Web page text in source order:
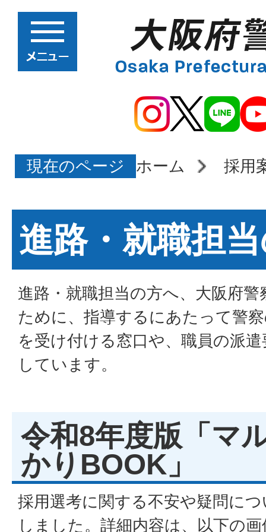
現在のページ ホーム 採用
進路・就職担
進路・就職担当の方へ、大阪府
ために、指導するにあたって警
を受け付ける窓口や、職員の派
しています。
令和8年度版「マ
かりBOOK」
採用選考に関する不安や疑問に
しました。詳細内容は、以下の